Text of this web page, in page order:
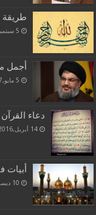
طريقة
5 سبتمبر,2017
أجمل
5 مايو,2017
دعاء القرآن
14 أبريل,2016
أبيات
10 ديسمبر,2017